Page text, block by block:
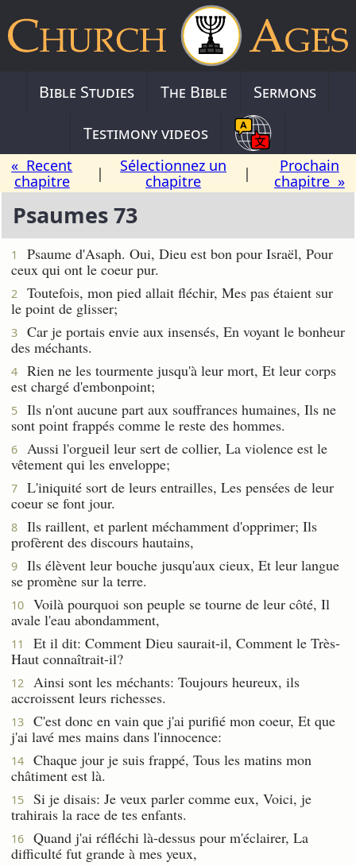
Bible Studies The Bible
Sermons
Testimony videos
« Recent
chapitre
|
Sélectionnez un
chapitre
|
Prochain
chapitre »
Psaumes 73
1
Psaume d'Asaph. Oui, Dieu est bon pour Israël, Pour
ceux qui ont le coeur pur.
2
Toutefois, mon pied allait fléchir, Mes pas étaient sur
le point de glisser;
3
Car je portais envie aux insensés, En voyant le bonheur
des méchants.
4
Rien ne les tourmente jusqu'à leur mort, Et leur corps
est chargé d'embonpoint;
5
Ils n'ont aucune part aux souffrances humaines, Ils ne
sont point frappés comme le reste des hommes.
6
Aussi l'orgueil leur sert de collier, La violence est le
vêtement qui les enveloppe;
7
L'iniquité sort de leurs entrailles, Les pensées de leur
coeur se font jour.
8
Ils raillent, et parlent méchamment d'opprimer; Ils
profèrent des discours hautains,
9
Ils élèvent leur bouche jusqu'aux cieux, Et leur langue
se promène sur la terre.
10
Voilà pourquoi son peuple se tourne de leur côté, Il
avale l'eau abondamment,
11
Et il dit: Comment Dieu saurait-il, Comment le Très-
Haut connaîtrait-il?
12
Ainsi sont les méchants: Toujours heureux, ils
accroissent leurs richesses.
13
C'est donc en vain que j'ai purifié mon coeur, Et que
j'ai lavé mes mains dans l'innocence:
14
Chaque jour je suis frappé, Tous les matins mon
châtiment est là.
15
Si je disais: Je veux parler comme eux, Voici, je
trahirais la race de tes enfants.
16
Quand j'ai réfléchi là-dessus pour m'éclairer, La
difficulté fut grande à mes yeux,